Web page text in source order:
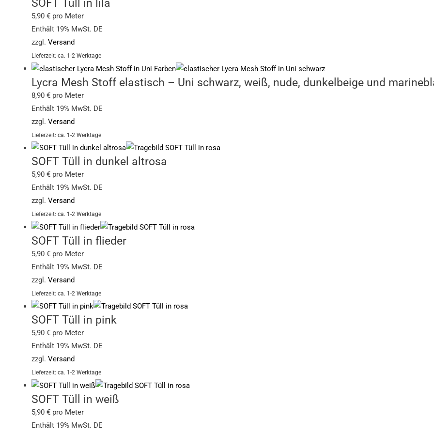
SOFT Tüll in lila
5,90 € pro Meter
Enthält 19% MwSt. DE
zzgl. Versand
Lieferzeit: ca. 1-2 Werktage
Lycra Mesh Stoff elastisch – Uni schwarz, weiß, nude, dunkelbeige und
8,90 € pro Meter
Enthält 19% MwSt. DE
zzgl. Versand
Lieferzeit: ca. 1-2 Werktage
SOFT Tüll in dunkel altrosa
5,90 € pro Meter
Enthält 19% MwSt. DE
zzgl. Versand
Lieferzeit: ca. 1-2 Werktage
SOFT Tüll in flieder
5,90 € pro Meter
Enthält 19% MwSt. DE
zzgl. Versand
Lieferzeit: ca. 1-2 Werktage
SOFT Tüll in pink
5,90 € pro Meter
Enthält 19% MwSt. DE
zzgl. Versand
Lieferzeit: ca. 1-2 Werktage
SOFT Tüll in weiß
5,90 € pro Meter
Enthält 19% MwSt. DE